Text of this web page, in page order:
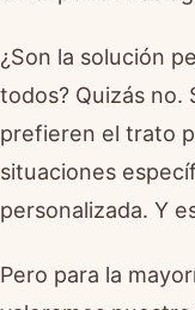
¿Son la solución
todos? Quizás no.
prefieren el trato
situaciones
personalizada. Y
Pero para la